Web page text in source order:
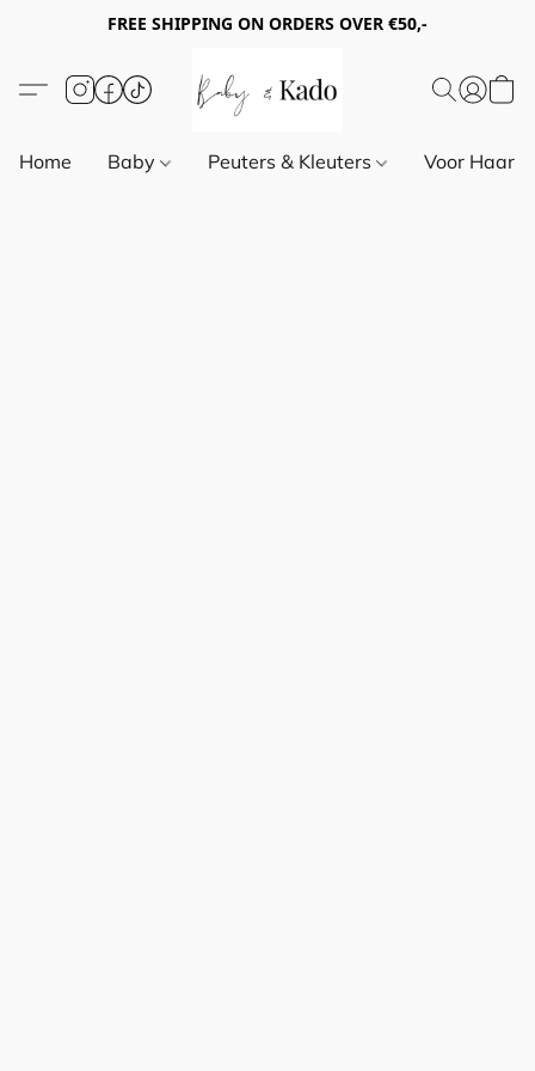
FREE SHIPPING ON ORDERS OVER €50,-
Home Baby Peuters & Kleuters Voor Haar